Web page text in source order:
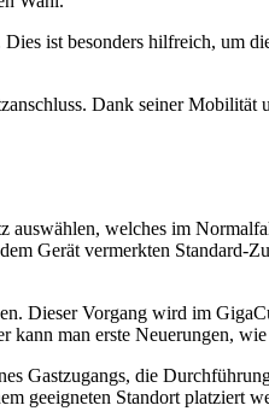
ist besonders hilfreich, um
Dank seiner
welches im
Gerät vermerkten Standard-
Dieser Vorgang wird im
man erste Neuerungen,
Gastzugangs, die
geeigneten Standort platziert